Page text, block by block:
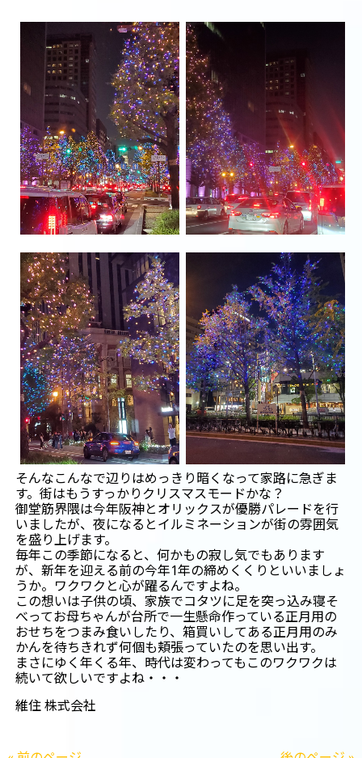
そんなこんなで辺りはめっきり暗くなって家路に急ぎま
す。街はもうすっかりクリスマスモードかな？
御堂筋界隈は今年阪神とオリックスが優勝パレードを行
いましたが、夜になるとイルミネーションが街の雰囲気
を盛り上げます。
毎年この季節になると、何かもの寂し気でもあります
が、新年を迎える前の今年1年の締めくくりといいましょ
うか。ワクワクと心が躍るんですよね。
この想いは子供の頃、家族でコタツに足を突っ込み寝そ
べってお母ちゃんが台所で一生懸命作っている正月用の
おせちをつまみ食いしたり、箱買いしてある正月用のみ
かんを待ちきれず何個も頬張っていたのを思い出す。
まさにゆく年くる年、時代は変わってもこのワクワクは
続いて欲しいですよね・・・
維住 株式会社